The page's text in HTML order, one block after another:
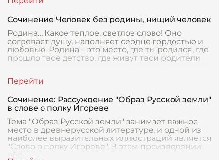
Сочинение Человек без родины, нищий человек
Родина… Какое теплое, светлое слово! Оно
согревает душу, наполняет сердце гордостью и
любовью. Родина – это место, где ты родился, где
прошло твое детство, где живут твои родители
Сочинение: Рассуждение "Образ Русской земли"
в слове о полку Игореве
Тема "Образ Русской земли" занимает важное
место в древнерусской литературе, и одной из
наиболее выразительных иллюстраций является
"Слово о полку Игореве". В этом произведении
обр